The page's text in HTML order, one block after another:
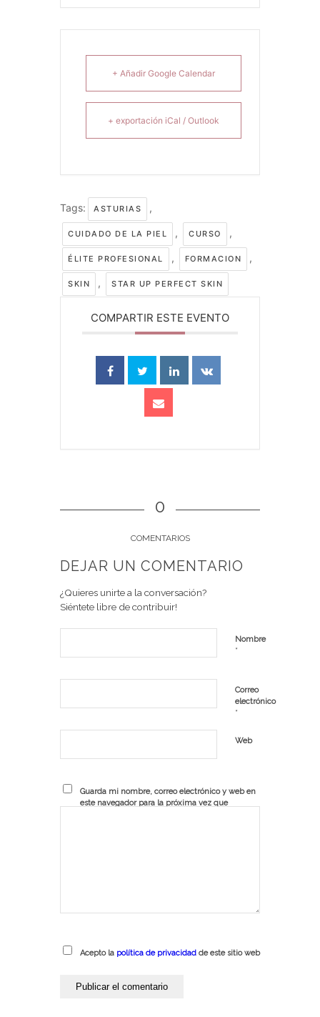
+ Añadir Google Calendar
+ exportación iCal / Outlook
Tags: ASTURIAS ,
CUIDADO DE LA PIEL , CURSO ,
ÉLITE PROFESIONAL , FORMACION ,
SKIN , STAR UP PERFECT SKIN
COMPARTIR ESTE EVENTO
0
COMENTARIOS
DEJAR UN COMENTARIO
¿Quieres unirte a la conversación?
Siéntete libre de contribuir!
Nombre
*
Correo
electrónico
*
Web
Guarda mi nombre, correo electrónico y web en
este navegador para la próxima vez que
Acepto la política de privacidadde este sitio web